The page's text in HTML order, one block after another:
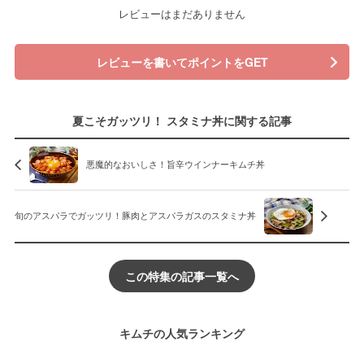
レビューはまだありません
レビューを書いてポイントをGET
夏こそガッツリ！ スタミナ丼に関する記事
悪魔的なおいしさ！旨辛ウインナーキムチ丼
旬のアスパラでガッツリ！豚肉とアスパラガスのスタミナ丼
この特集の記事一覧へ
キムチの人気ランキング